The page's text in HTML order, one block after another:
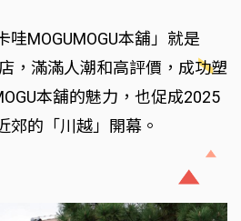
MOGUMOGU本舖」就是
，滿滿人潮和高評價，成功塑
本舖的魅力，也促成2025
郊的「川越」開幕。